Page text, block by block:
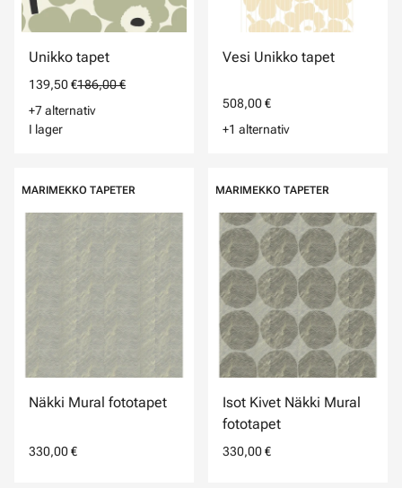
Unikko tapet
139,50 €186,00 €
+7 alternativ
I lager
Vesi Unikko tapet
508,00 €
+1 alternativ
MARIMEKKO TAPETER
Näkki Mural fototapet
330,00 €
MARIMEKKO TAPETER
Isot Kivet Näkki Mural
fototapet
330,00 €